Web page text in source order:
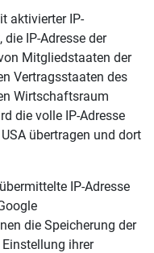
aktivierter IP-
IP-Adresse der
Mitgliedstaaten der
Vertragsstaaten des
Wirtschaftsraum
die volle IP-Adresse
übertragen und dort
IP-Adresse
die Speicherung der
ihrer